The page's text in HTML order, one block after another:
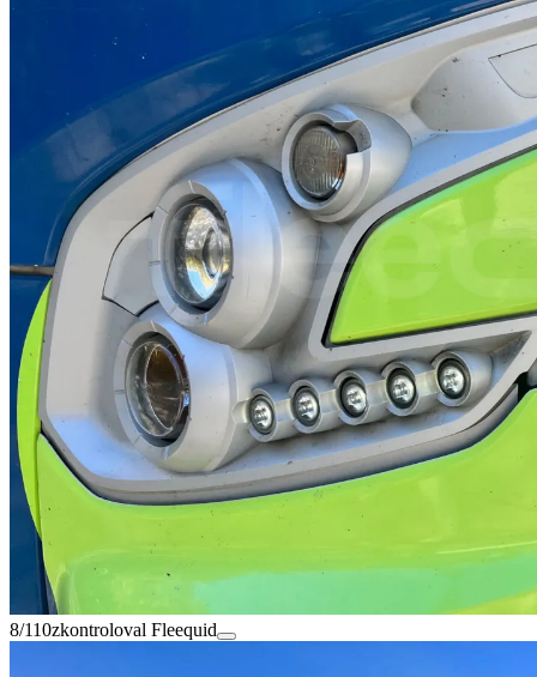
8/110zkontroloval Fleequid